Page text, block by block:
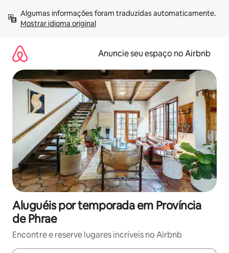
para
Mostrar idioma original
Anuncie seu espaço no Airbnb
Aluguéis por temporada em Província
de Phrae
Encontre e reserve lugares incríveis no Airbnb